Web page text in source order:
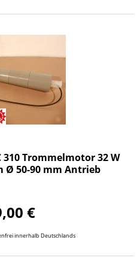
Trommelmotor 32 W
Ø 50-90 mm Antrieb
€
innerhalb Deutschlands